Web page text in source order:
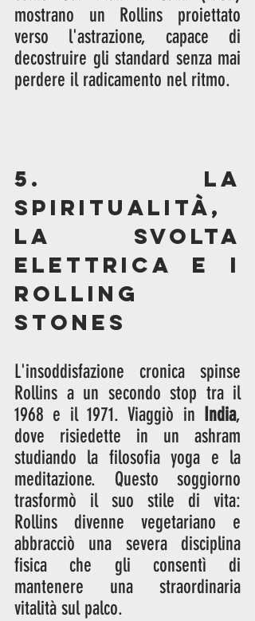
mostrano un Rollins proiettato
verso l'astrazione, capace di
decostruire gli standard senza mai
perdere il radicamento nel ritmo.
5. La
Spiritualità,
la Svolta
Elettrica e i
Rolling
Stones
L'insoddisfazione cronica spinse
Rollins a un secondo stop tra il
1968 e il 1971. Viaggiò in
India,
dove risiedette in un ashram
studiando la filosofia yoga e la
meditazione. Questo soggiorno
trasformò il suo stile di vita:
Rollins divenne vegetariano e
abbracciò una severa disciplina
fisica che gli consentì di
mantenere una straordinaria
vitalità sul palco.